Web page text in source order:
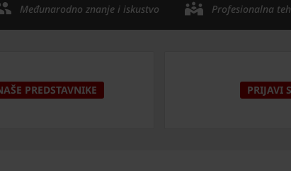
Međunarodno znanje i iskustvo Profesionalna
PREDSTAVNIKE PRIJAVI